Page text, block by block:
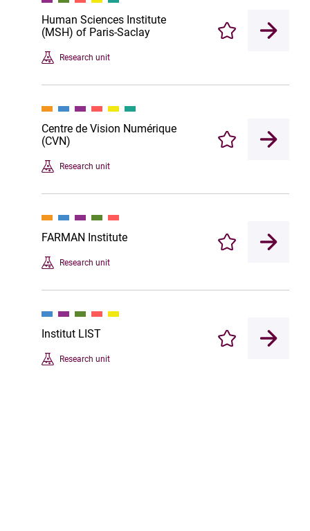
Human Sciences Institute
(MSH) of Paris-Saclay
Research unit
Enregistrer
Centre de Vision Numérique
(CVN)
Research unit
Enregistrer
FARMAN Institute
Research unit
Enregistrer
Institut LIST
Research unit
Enregistrer